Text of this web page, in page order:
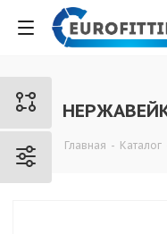
Главная - Каталог